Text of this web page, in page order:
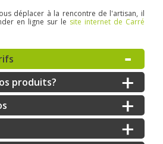
déplacer à la rencontre de l'artisan, il
en ligne sur le site internet de Carré
produits?